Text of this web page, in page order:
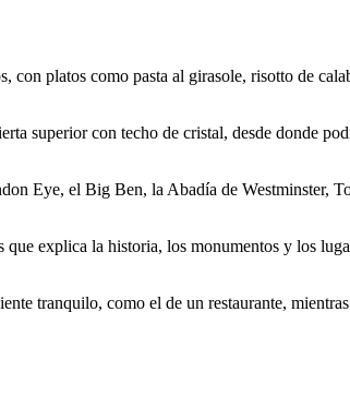
con platos como pasta al girasole, risotto de
superior con techo de cristal, desde donde
Eye, el Big Ben, la Abadía de Westminster,
explica la historia, los monumentos y los
tranquilo, como el de un restaurante,